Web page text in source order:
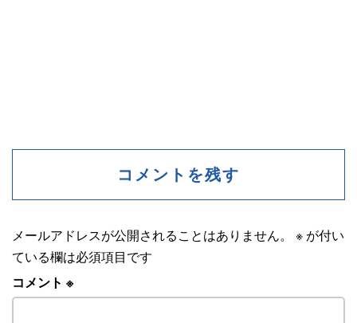
コメントを残す
メールアドレスが公開されることはありません。 ※ が付い
ている欄は必須項目です
コメント ※